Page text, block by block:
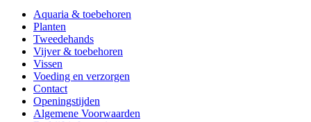
Aquaria & toebehoren
Planten
Tweedehands
Vijver & toebehoren
Vissen
Voeding en verzorgen
Contact
Openingstijden
Algemene Voorwaarden